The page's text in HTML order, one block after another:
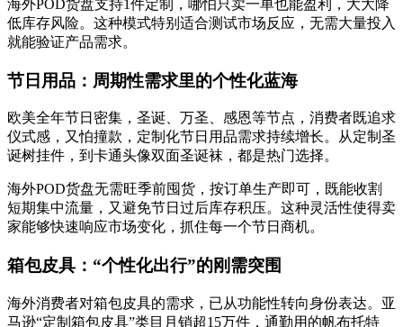
海外POD货盘支持1件定制，哪怕只卖一单也能盈利，大大降
低库存风险。这种模式特别适合测试市场反应，无需大量投入
就能验证产品需求。
节日用品：周期性需求里的个性化蓝海
欧美全年节日密集，圣诞、万圣、感恩等节点，消费者既追求
仪式感，又怕撞款，定制化节日用品需求持续增长。从定制圣
诞树挂件，到卡通头像双面圣诞袜，都是热门选择。
海外POD货盘无需旺季前囤货，按订单生产即可，既能收割
短期集中流量，又避免节日过后库存积压。这种灵活性使得卖
家能够快速响应市场变化，抓住每一个节日商机。
箱包皮具：“个性化出行”的刚需突围
海外消费者对箱包皮具的需求，已从功能性转向身份表达。亚
马逊“定制箱包皮具”类目月销超15万件，通勤用的帆布托特